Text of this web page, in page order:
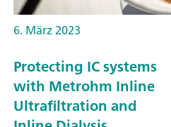
6. März 2023
Protecting IC systems
with Metrohm Inline
Ultrafiltration and